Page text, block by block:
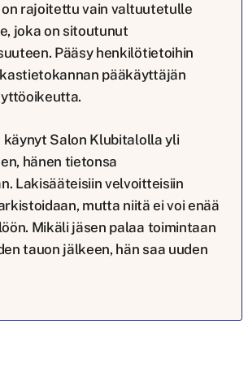
rajoitettu vain valtuutetulle
joka on sitoutunut
Pääsy henkilötietoihin
pääkäyttäjän
käynyt Salon Klubitalolla yli
hänen tietonsa
Lakisääteisiin velvoitteisiin
mutta niitä ei voi enää
Mikäli jäsen palaa toimintaan
tauon jälkeen, hän saa uuden